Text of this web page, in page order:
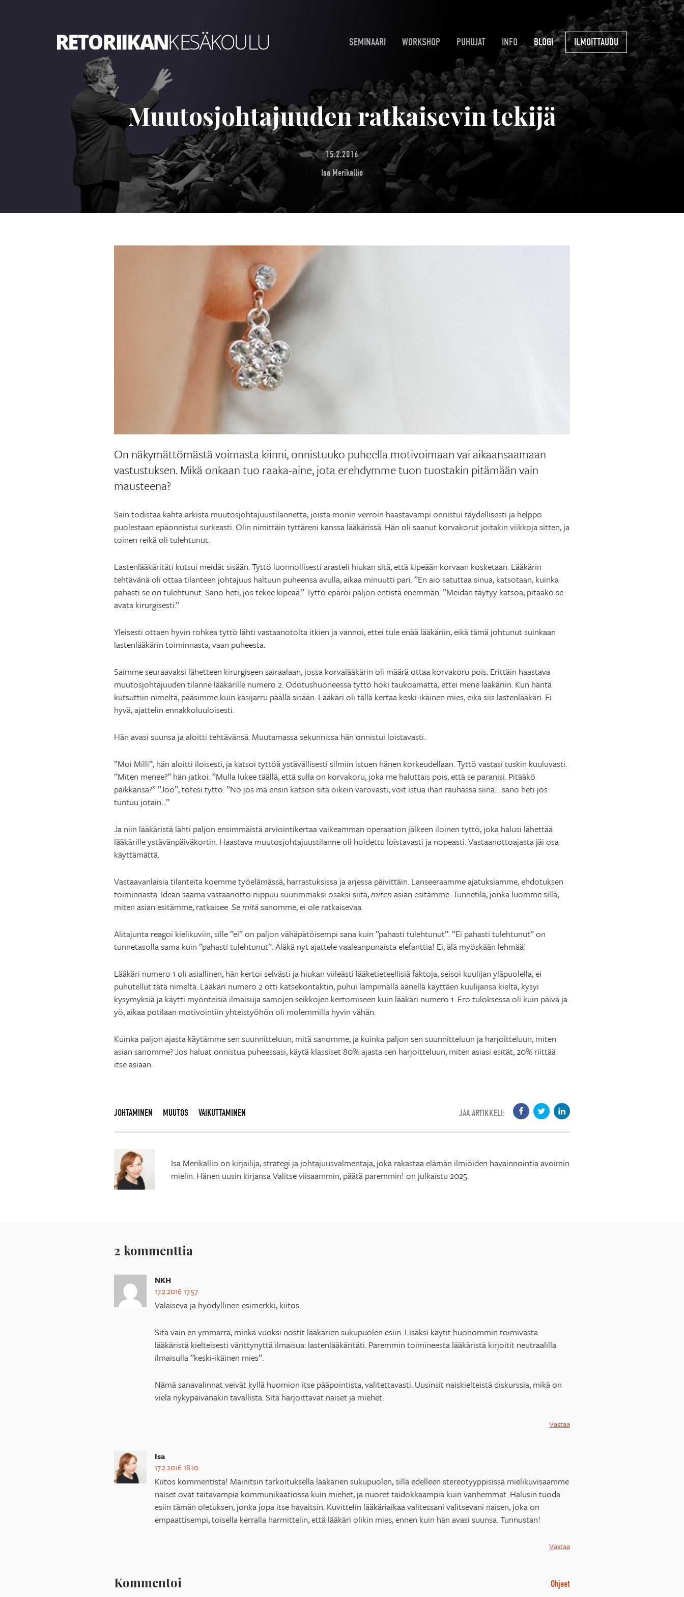
SEMINAARI WORKSHOP PUHUJAT INFO BLOGI ILMOITTAUDU
Muutosjohtajuuden ratkaisevin tekijä
15.2.2016
Isa Merikallio
On näkymättömästä voimasta kiinni, onnistuuko puheella motivoimaan vai aikaansaamaan
vastustuksen. Mikä onkaan tuo raaka-aine, jota erehdymme tuon tuostakin pitämään vain
mausteena?
Sain todistaa kahta arkista muutosjohtajuustilannetta, joista monin verroin haastavampi onnistui täydellisesti ja helppo
puolestaan epäonnistui surkeasti. Olin nimittäin tyttäreni kanssa lääkärissä. Hän oli saanut korvakorut joitakin viikkoja sitten, ja
toinen reikä oli tulehtunut.
Lastenlääkäritäti kutsui meidät sisään. Tyttö luonnollisesti arasteli hiukan sitä, että kipeään korvaan kosketaan. Lääkärin
tehtävänä oli ottaa tilanteen johtajuus haltuun puheensa avulla, aikaa minuutti pari. ”En aio satuttaa sinua, katsotaan, kuinka
pahasti se on tulehtunut. Sano heti, jos tekee kipeää.” Tyttö epäröi paljon entistä enemmän. ”Meidän täytyy katsoa, pitääkö se
avata kirurgisesti.”
Yleisesti ottaen hyvin rohkea tyttö lähti vastaanotolta itkien ja vannoi, ettei tule enää lääkäriin, eikä tämä johtunut suinkaan
lastenlääkärin toiminnasta, vaan puheesta.
Saimme seuraavaksi lähetteen kirurgiseen sairaalaan, jossa korvalääkärin oli määrä ottaa korvakoru pois. Erittäin haastava
muutosjohtajuuden tilanne lääkärille numero 2. Odotushuoneessa tyttö hoki taukoamatta, ettei mene lääkäriin. Kun häntä
kutsuttiin nimeltä, pääsimme kuin käsijarru päällä sisään. Lääkäri oli tällä kertaa keski-ikäinen mies, eikä siis lastenlääkäri. Ei
hyvä, ajattelin ennakkoluuloisesti.
Hän avasi suunsa ja aloitti tehtävänsä. Muutamassa sekunnissa hän onnistui loistavasti.
”Moi Milli”, hän aloitti iloisesti, ja katsoi tyttöä ystävällisesti silmiin istuen hänen korkeudellaan. Tyttö vastasi tuskin kuuluvasti.
”Miten menee?” hän jatkoi. ”Mulla lukee täällä, että sulla on korvakoru, joka me haluttais pois, että se paranisi. Pitääkö
paikkansa?” ”Joo”, totesi tyttö. ”No jos mä ensin katson sitä oikein varovasti, voit istua ihan rauhassa siinä… sano heti jos
tuntuu jotain…”
Ja niin lääkäristä lähti paljon ensimmäistä arviointikertaa vaikeamman operaation jälkeen iloinen tyttö, joka halusi lähettää
lääkärille ystävänpäiväkortin. Haastava muutosjohtajuustilanne oli hoidettu loistavasti ja nopeasti. Vastaanottoajasta jäi osa
käyttämättä.
Vastaavanlaisia tilanteita koemme työelämässä, harrastuksissa ja arjessa päivittäin. Lanseeraamme ajatuksiamme, ehdotuksen
toiminnasta. Idean saama vastaanotto riippuu suurimmaksi osaksi siitä,mitenasian esitämme. Tunnetila, jonka luomme sillä,
miten asian esitämme, ratkaisee. Semitäsanomme, ei ole ratkaisevaa.
Alitajunta reagoi kielikuviin, sille ”ei” on paljon vähäpätöisempi sana kuin ”pahasti tulehtunut”. ”Ei pahasti tulehtunut” on
tunnetasolla sama kuin ”pahasti tulehtunut”. Äläkä nyt ajattele vaaleanpunaista elefanttia! Ei, älä myöskään lehmää!
Lääkäri numero 1 oli asiallinen, hän kertoi selvästi ja hiukan viileästi lääketieteellisiä faktoja, seisoi kuulijan yläpuolella, ei
puhutellut tätä nimeltä. Lääkäri numero 2 otti katsekontaktin, puhui lämpimällä äänellä käyttäen kuulijansa kieltä, kysyi
kysymyksiä ja käytti myönteisiä ilmaisuja samojen seikkojen kertomiseen kuin lääkäri numero 1. Ero tuloksessa oli kuin päivä ja
yö, aikaa potilaan motivointiin yhteistyöhön oli molemmilla hyvin vähän.
Kuinka paljon ajasta käytämme sen suunnitteluun, mitä sanomme, ja kuinka paljon sen suunnitteluun ja harjoitteluun, miten
asian sanomme? Jos haluat onnistua puheessasi, käytä klassiset 80% ajasta sen harjoitteluun, miten asiasi esität, 20% riittää
itse asiaan.
JOHTAMINEN MUUTOS VAIKUTTAMINEN JAA ARTIKKELI:
Isa Merikallio on kirjailija, strategi ja johtajuusvalmentaja, joka rakastaa elämän ilmiöiden havainnointia avoimin
mielin. Hänen uusin kirjansa Valitse viisaammin, päätä paremmin! on julkaistu 2025.
2 kommenttia
NKH
17.2.2016 17.57
Valaiseva ja hyödyllinen esimerkki, kiitos.
Sitä vain en ymmärrä, minkä vuoksi nostit lääkärien sukupuolen esiin. Lisäksi käytit huonommin toimivasta
lääkäristä kielteisesti värittynyttä ilmaisua: lastenlääkäritäti. Paremmin toimineesta lääkäristä kirjoitit neutraalilla
ilmaisulla ”keski-ikäinen mies”.
Nämä sanavalinnat veivät kyllä huomion itse pääpointista, valitettavasti. Uusinsit naiskielteistä diskurssia, mikä on
vielä nykypäivänäkin tavallista. Sitä harjoittavat naiset ja miehet.
Vastaa
Isa
17.2.2016 18.10
Kiitos kommentista! Mainitsin tarkoituksella lääkärien sukupuolen, sillä edelleen stereotyyppisissä mielikuvisaamme
naiset ovat taitavampia kommunikaatiossa kuin miehet, ja nuoret taidokkaampia kuin vanhemmat. Halusin tuoda
esiin tämän oletuksen, jonka jopa itse havaitsin. Kuvittelin lääkäriaikaa valitessani valitsevani naisen, joka on
empaattisempi, toisella kerralla harmittelin, että lääkäri olikin mies, ennen kuin hän avasi suunsa. Tunnustan!
Vastaa
Kommentoi Ohjeet